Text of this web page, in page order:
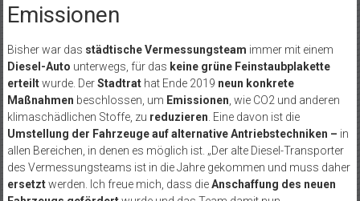
Emissionen
Bisher war das städtische Vermessungsteam immer mit einem
Diesel-Auto unterwegs, für das keine grüne Feinstaubplakette
erteiltwurde. DerStadtrathat Ende 2019 neun konkrete
Maßnahmen beschlossen, um Emissionen , wie CO2 und anderen
klimaschädlichen Stoffe, zu reduzieren . Eine davon ist die
Umstellung der Fahrzeuge auf alternative Antriebstechniken – in
allen Bereichen, in denen es möglich ist. „Der alte Diesel-Transporter
des Vermessungsteams ist in die Jahre gekommen und muss daher
ersetztwerden. Ich freue mich, dass dieAnschaffung des neuen